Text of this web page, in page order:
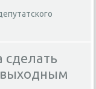
сделать
выходным